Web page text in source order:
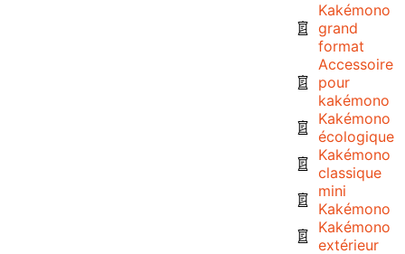
Kakémono
grand
format
Accessoire
pour
kakémono
Kakémono
écologique
Kakémono
classique
mini
Kakémono
Kakémono
extérieur